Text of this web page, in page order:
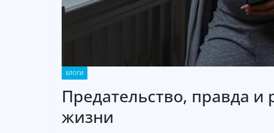
БЛОГИ
Предательство, правда
жизни